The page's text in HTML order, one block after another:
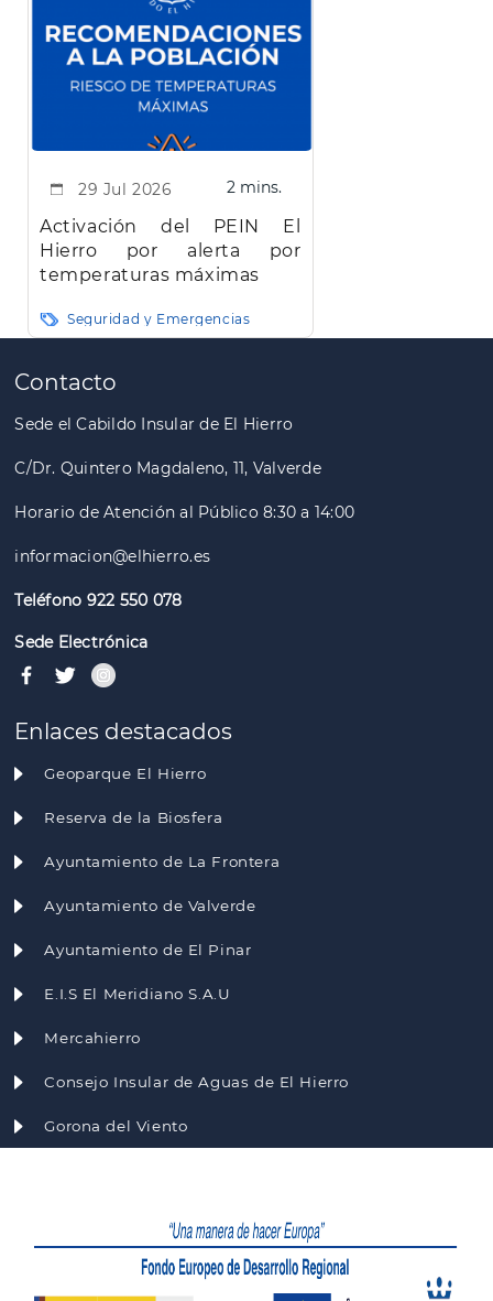
29 Jul 2026 2 mins.
Activación del PEIN El
Hierro por alerta por
temperaturas máximas
Seguridad y Emergencias
Paginación
Contacto
Sede el Cabildo Insular de El Hierro
C/Dr. Quintero Magdaleno, 11, Valverde
Horario de Atención al Público 8:30 a 14:00
informacion@elhierro.es
Teléfono 922 550 078
Sede Electrónica
Enlaces destacados
Geoparque El Hierro
Reserva de la Biosfera
Ayuntamiento de La Frontera
Ayuntamiento de Valverde
Ayuntamiento de El Pinar
E.I.S El Meridiano S.A.U
Mercahierro
Consejo Insular de Aguas de El Hierro
Gorona del Viento